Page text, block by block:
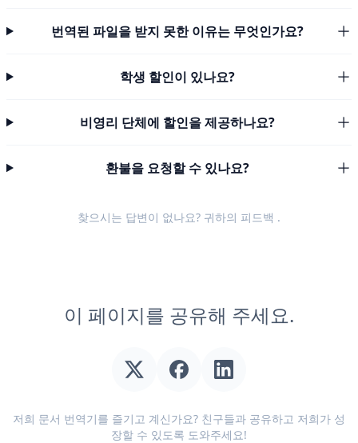
번역된 파일을 받지 못한 이유는 무엇인가요?
학생 할인이 있나요?
비영리 단체에 할인을 제공하나요?
환불을 요청할 수 있나요?
찾으시는 답변이 없나요? 귀하의 피드백 .
이 페이지를 공유해 주세요.
저희 문서 번역기를 즐기고 계신가요? 친구들과 공유하고 저희가 성
장할 수 있도록 도와주세요!